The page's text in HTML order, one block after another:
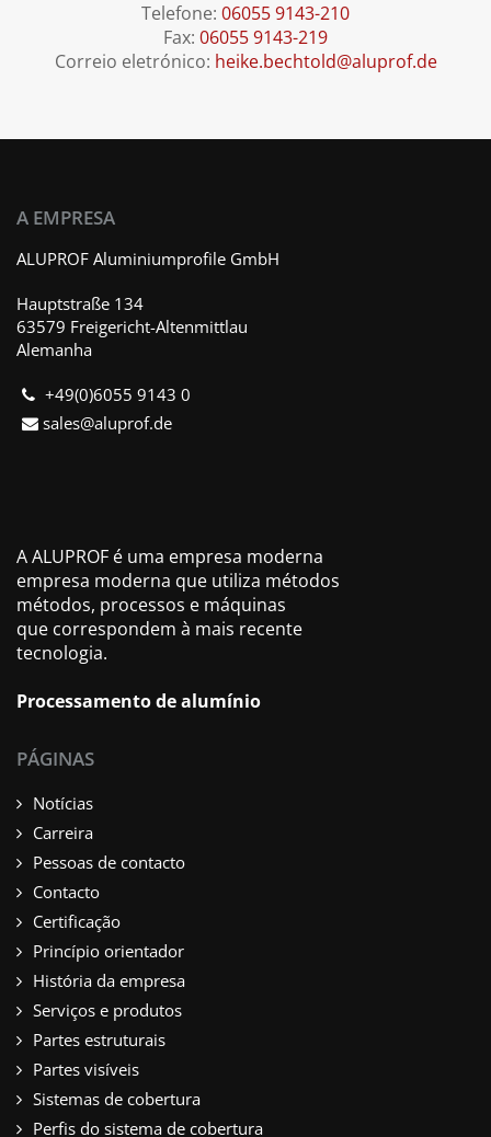
Telefone: 06055 9143-210
Fax: 06055 9143-219
Correio eletrónico: heike.bechtold@aluprof.de
A EMPRESA
ALUPROF Aluminiumprofile GmbH
Hauptstraße 134
63579 Freigericht-Altenmittlau
Alemanha
+49(0)6055 9143 0
sales@aluprof.de
A ALUPROF é uma empresa moderna
empresa moderna que utiliza métodos
métodos, processos e máquinas
que correspondem à mais recente
tecnologia.
Processamento de alumínio
PÁGINAS
Notícias
Carreira
Pessoas de contacto
Contacto
Certificação
Princípio orientador
História da empresa
Serviços e produtos
Partes estruturais
Partes visíveis
Sistemas de cobertura
Perfis do sistema de cobertura